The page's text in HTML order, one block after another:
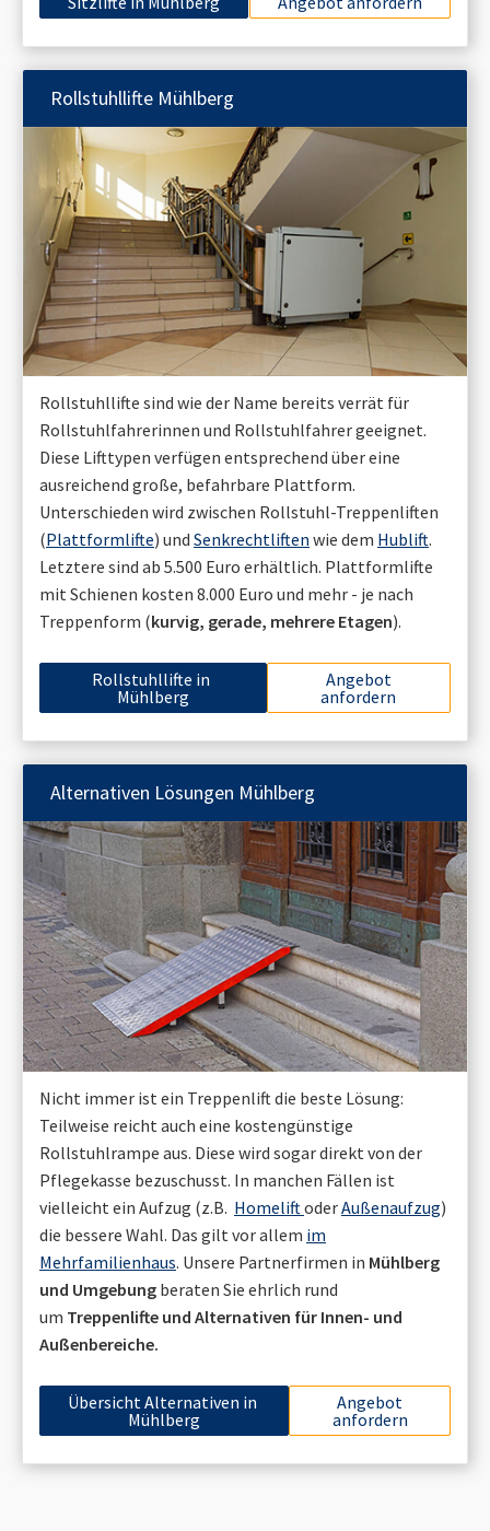
Rollstuhllifte Mühlberg
Rollstuhllifte sind wie der Name bereits verrät für
Rollstuhlfahrerinnen und Rollstuhlfahrer geeignet.
Diese Lifttypen verfügen entsprechend über eine
ausreichend große, befahrbare Plattform.
Unterschieden wird zwischen Rollstuhl-Treppenliften
(Plattformlifte) und Senkrechtliften wie dem Hublift.
Letztere sind ab 5.500 Euro erhältlich. Plattformlifte
mit Schienen kosten 8.000 Euro und mehr - je nach
Treppenform (kurvig, gerade, mehrere Etagen).
Rollstuhllifte in
Mühlberg
Angebot
anfordern
Alternativen Lösungen Mühlberg
Nicht immer ist ein Treppenlift die beste Lösung:
Teilweise reicht auch eine kostengünstige
Rollstuhlrampe aus. Diese wird sogar direkt von der
Pflegekasse bezuschusst. In manchen Fällen ist
vielleicht ein Aufzug (z.B. HomeliftoderAußenaufzug)
die bessere Wahl. Das gilt vor allem im
Mehrfamilienhaus. Unsere Partnerfirmen in Mühlberg
und Umgebung beraten Sie ehrlich rund
um Treppenlifte und Alternativen für Innen- und
Außenbereiche.
Übersicht Alternativen in
Mühlberg
Angebot
anfordern